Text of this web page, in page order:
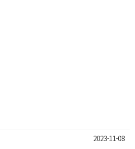
2023-11-08